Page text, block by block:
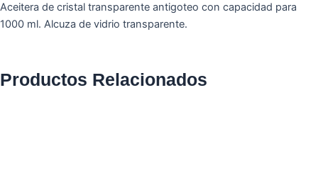
Aceitera de cristal transparente antigoteo con capacidad para
1000 ml. Alcuza de vidrio transparente.
Productos Relacionados